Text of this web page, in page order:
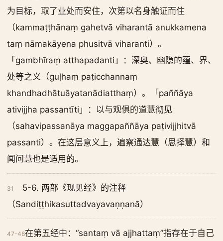
为目标，取了业处而安住，次第以名身触证而住
（kammaṭṭhānaṃ gahetvā viharantā anukkamena
taṃ nāmakāyena phusitvā viharanti）。
「gambhīraṃ atthapadanti」：深奥、幽隐的蕴、界、
处等之义（guḷhaṃ paṭicchannaṃ
khandhadhātuāyatanādiatthaṃ）。「paññāya
ativijjha passantīti」：以与观俱的道慧彻见
（sahavipassanāya maggapaññāya paṭivijjhitvā
passanti）。在这层意义上，遍察通达慧（思择慧）和
闻问慧也是适用的。
31
5-6. 两部《现见经》的注释
（Sandiṭṭhikasuttadvayavaṇṇanā）
47-48在第五经中：“santaṃ vā ajjhattaṃ”指存在于自己